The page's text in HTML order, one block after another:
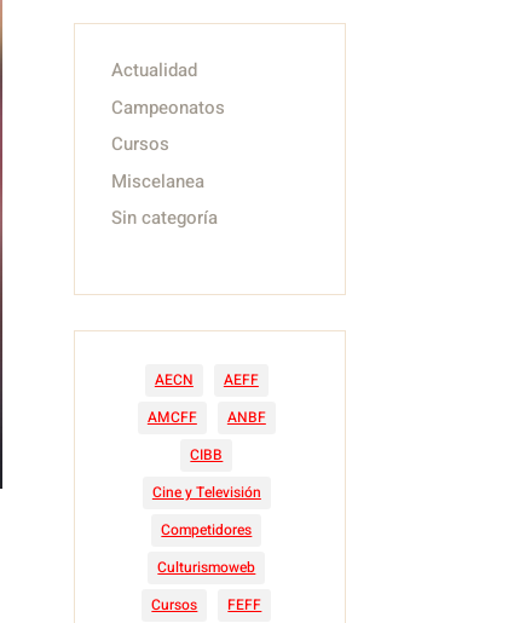
Actualidad
Campeonatos
Cursos
Miscelanea
Sin categoría
AECN
AEFF
AMCFF
ANBF
CIBB
Cine y Televisión
Competidores
Culturismoweb
Cursos
FEFF